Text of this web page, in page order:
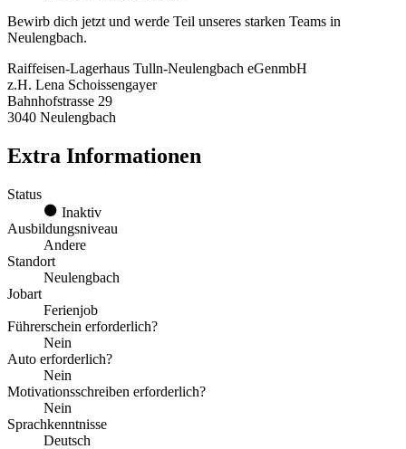
Bewirb dich jetzt und werde Teil unseres starken Teams in
Neulengbach.
Raiffeisen-Lagerhaus Tulln-Neulengbach eGenmbH
z.H. Lena Schoissengayer
Bahnhofstrasse 29
3040 Neulengbach
Extra Informationen
Status
Inaktiv
Ausbildungsniveau
Andere
Standort
Neulengbach
Jobart
Ferienjob
Führerschein erforderlich?
Nein
Auto erforderlich?
Nein
Motivationsschreiben erforderlich?
Nein
Sprachkenntnisse
Deutsch